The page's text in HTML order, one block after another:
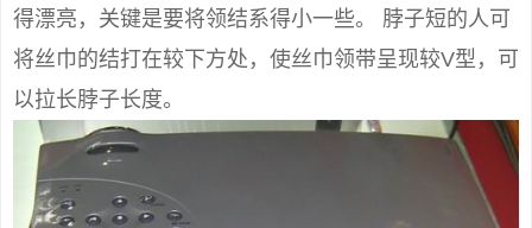
得漂亮，关键是要将领结系得小一些。 脖子短的人可
将丝巾的结打在较下方处，使丝巾领带呈现较V型，可
以拉长脖子长度。